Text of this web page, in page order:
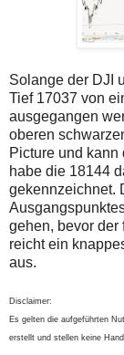
Lösung
des
Problems
sind
die
Post
auch
auf
der
Plattform
wallstreet-
online.de
verfügbar.
Solange der DJI
Tief 17037 von
ausgegangen
oberen
Picture und
habe die 18144
gekennzeichnet.
gehen, bevor der
reicht ein
aus.
Disclaimer:
Es gelten die aufgeführten
erstellt und stellen keine